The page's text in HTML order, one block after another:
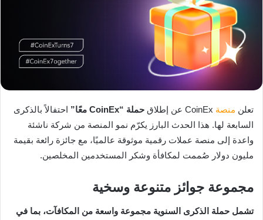
تعلن منصة حملة “CoinEx معًا”
احتفالاً بالذكرى
السابعة لها. هذا الحدث البارز يكرّم نمو المنصة من شركة ناشئة
واعدة إلى منصة عملات رقمية موثوقة عالميًا، مع جائزة رائعة بقيمة
مليون دولار صُممت لمكافأة وشكر المستخدمين المخلصين.
مجموعة جوائز متنوعة وسخية
تشمل حملة الذكرى السنوية مجموعة واسعة من المكافآت، بما في